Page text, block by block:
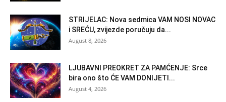
STRIJELAC: Nova sedmica VAM NOSI NOVAC
i SREĆU, zvijezde poručuju da...
August 8, 2026
LJUBAVNI PREOKRET ZA PAMĆENJE: Srce
bira ono što ĆE VAM DONIJETI...
August 4, 2026